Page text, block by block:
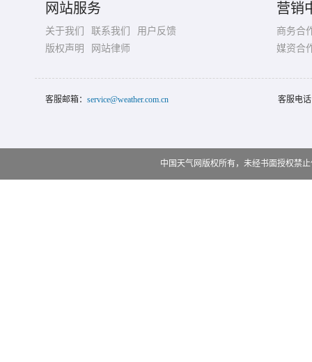
网站服务
关于我们 联系我们
用户反馈
版权声明
网站律师
营销
商务合
媒资合
客服邮箱： service@weather.com.cn 客服电
中国天气网版权所有，未经书面授权